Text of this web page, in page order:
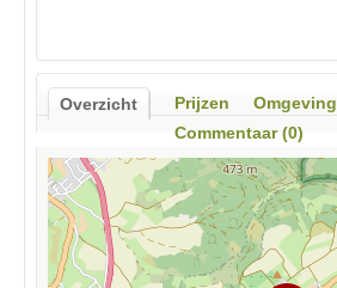
Overzicht Prijzen Omgeving
Commentaar (0)